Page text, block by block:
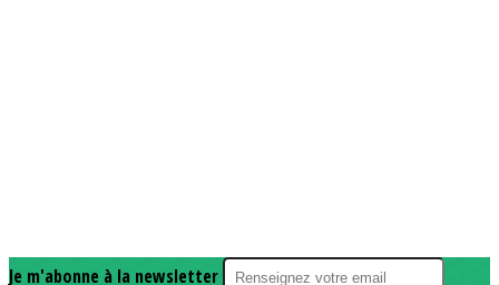
Je m'abonne à la newsletter